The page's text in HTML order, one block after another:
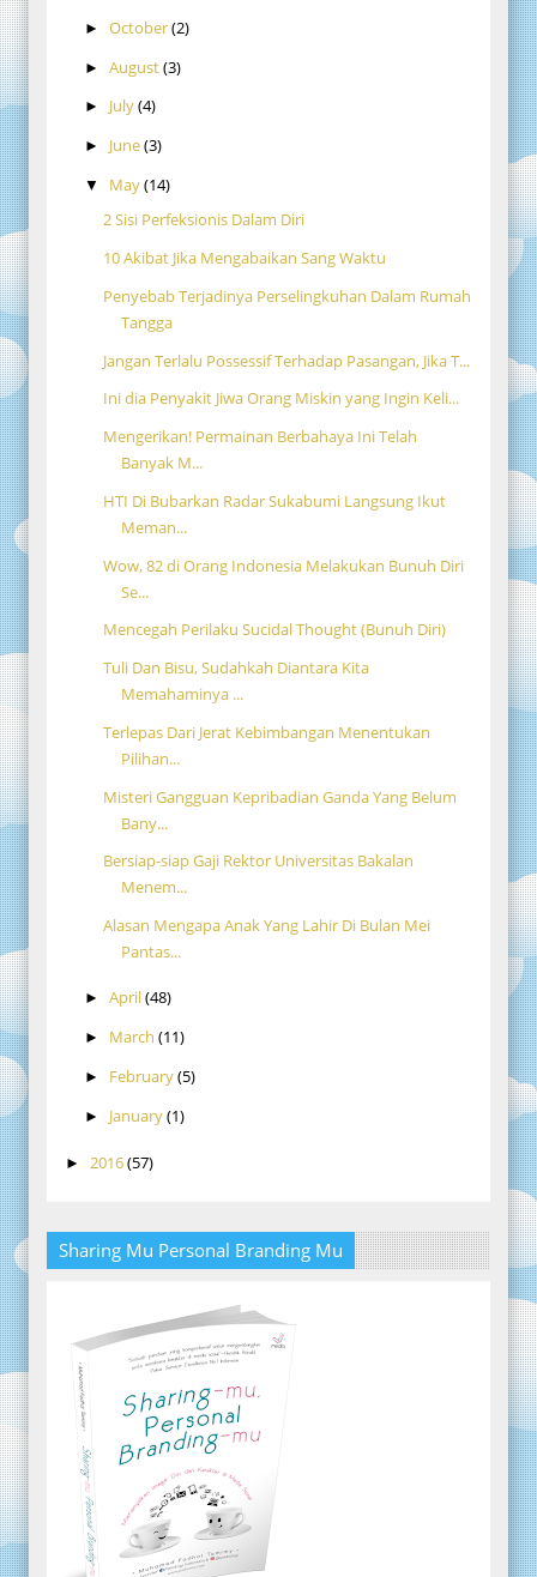
► October(2)
► August(3)
► July(4)
► June(3)
▼ May(14)
2 Sisi Perfeksionis Dalam Diri
10 Akibat Jika Mengabaikan Sang Waktu
Penyebab Terjadinya Perselingkuhan Dalam Rumah
Tangga
Jangan Terlalu Possessif Terhadap Pasangan, Jika T...
Ini dia Penyakit Jiwa Orang Miskin yang Ingin Keli...
Mengerikan! Permainan Berbahaya Ini Telah
Banyak M...
HTI Di Bubarkan Radar Sukabumi Langsung Ikut
Meman...
Wow, 82 di Orang Indonesia Melakukan Bunuh Diri
Se...
Mencegah Perilaku Sucidal Thought (Bunuh Diri)
Tuli Dan Bisu, Sudahkah Diantara Kita
Memahaminya ...
Terlepas Dari Jerat Kebimbangan Menentukan
Pilihan...
Misteri Gangguan Kepribadian Ganda Yang Belum
Bany...
Bersiap-siap Gaji Rektor Universitas Bakalan
Menem...
Alasan Mengapa Anak Yang Lahir Di Bulan Mei
Pantas...
► April(48)
► March (11)
► February(5)
► January(1)
► 2016(57)
Sharing Mu Personal Branding Mu